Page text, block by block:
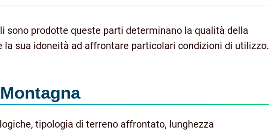
sono prodotte queste parti determinano la qualità della
la sua idoneità ad affrontare particolari condizioni di utilizzo.
tipologia di terreno affrontato, lunghezza